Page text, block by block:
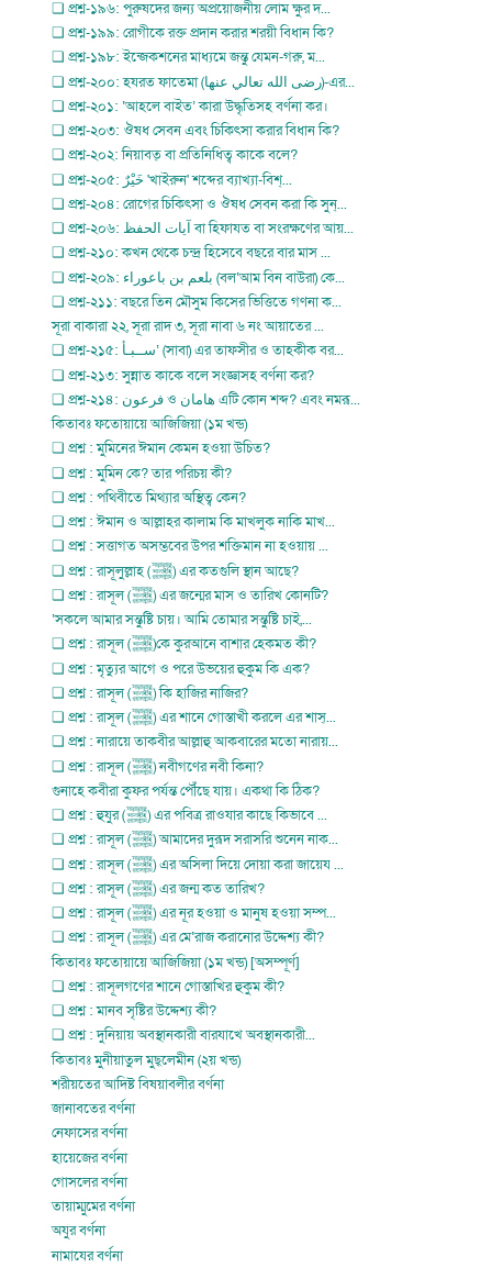
❏ প্রশ্ন-১৯৬: পুরুষদের জন্য অপ্রয়োজনীয় লোম ক্ষুর দ...
❏ প্রশ্ন-১৯৯: রোগীকে রক্ত প্রদান করার শরয়ী বিধান কি?
❏ প্রশ্ন-১৯৮: ইন্জেকশনের মাধ্যমে জন্তু যেমন-গরু, ম...
❏ প্রশ্ন-২০০: হযরত ফাতেমা (رضى الله تعالي عنها)-এর...
❏ প্রশ্ন-২০১: ‘আহলে বাইত’ কারা উদ্ধৃতিসহ বর্ণনা কর।
❏ প্রশ্ন-২০৩: ঔষধ সেবন এবং চিকিৎসা করার বিধান কি?
❏ প্রশ্ন-২০২: নিয়াবত্ বা প্রতিনিধিত্ব কাকে বলে?
❏ প্রশ্ন-২০৫: خَيْرٌ 'খাইরুন' শব্দের ব্যাখ্যা-বিশ্...
❏ প্রশ্ন-২০৪: রোগের চিকিৎসা ও ঔষধ সেবন করা কি সুন্...
❏ প্রশ্ন-২০৬: آيات الحفظ বা হিফাযত বা সংরক্ষণের আয়...
❏ প্রশ্ন-২১০: কখন থেকে চন্দ্র হিসেবে বছরে বার মাস ...
❏ প্রশ্ন-২০৯: بلعم بن باعوراء (বল‘আম বিন বাউরা) কে...
❏ প্রশ্ন-২১১: বছরে তিন মৌসুম কিসের ভিত্তিতে গণনা ক...
সূরা বাকারা ২২, সূরা রাদ ৩, সূরা নাবা ৬ নং আয়াতের ...
❏ প্রশ্ন-২১৫: ســبـأ‘ (সাবা) এর তাফসীর ও তাহকীক বর...
❏ প্রশ্ন-২১৩: সুন্নাত কাকে বলে সংজ্ঞাসহ বর্ণনা কর?
❏ প্রশ্ন-২১৪: فرعون ও هامان এটি কোন শব্দ? এবং নমরূ...
কিতাবঃ ফতোয়ায়ে আজিজিয়া (১ম খন্ড)
❏ প্রশ্ন : মুমিনের ঈমান কেমন হওয়া উচিত?
❏ প্রশ্ন : মুমিন কে? তার পরিচয় কী?
❏ প্রশ্ন : পথিবীতে মিথ্যার অস্থিত্ব কেন?
❏ প্রশ্ন : ঈমান ও আল্লাহর কালাম কি মাখলুক নাকি মাখ...
❏ প্রশ্ন : সত্তাগত অসম্ভবের উপর শক্তিমান না হওয়ায় ...
❏ প্রশ্ন : রাসূলুল্লাহ (ﷺ) এর কতগুলি স্থান আছে?
❏ প্রশ্ন : রাসূল (ﷺ) এর জন্মের মাস ও তারিখ কোনটি?
‘সকলে আমার সন্তুষ্টি চায়। আমি তোমার সন্তুষ্টি চাই,...
❏ প্রশ্ন : রাসূল (ﷺ)কে কুরআনে বাশার হেকমত কী?
❏ প্রশ্ন : মৃত্যুর আগে ও পরে উভয়ের হুকুম কি এক?
❏ প্রশ্ন : রাসূল (ﷺ) কি হাজির নাজির?
❏ প্রশ্ন : রাসূল (ﷺ) এর শানে গোস্তাখী করলে এর শাস্...
❏ প্রশ্ন : নারায়ে তাকবীর আল্লাহু আকবারের মতো নারায়...
❏ প্রশ্ন : রাসূল (ﷺ) নবীগণের নবী কিনা?
গুনাহে কবীরা কুফর পর্যন্ত পৌঁছে যায়। একথা কি ঠিক?
❏ প্রশ্ন : হুযুর (ﷺ) এর পবিত্র রাওযার কাছে কিভাবে ...
❏ প্রশ্ন : রাসূল (ﷺ) আমাদের দুরূদ সরাসরি শুনেন নাক...
❏ প্রশ্ন : রাসূল (ﷺ) এর অসিলা দিয়ে দোয়া করা জায়েয ...
❏ প্রশ্ন : রাসূল (ﷺ) এর জন্ম কত তারিখ?
❏ প্রশ্ন : রাসূল (ﷺ) এর নূর হওয়া ও মানুষ হওয়া সম্প...
❏ প্রশ্ন : রাসূল (ﷺ) এর মে‘রাজ করানোর উদ্দেশ্য কী?
কিতাবঃ ফতোয়ায়ে আজিজিয়া (১ম খন্ড) [অসম্পূর্ণ]
❏ প্রশ্ন : রাসূলগণের শানে গোস্তাখির হুকুম কী?
❏ প্রশ্ন : মানব সৃষ্টির উদ্দেশ্য কী?
❏ প্রশ্ন : দুনিয়ায় অবস্থানকারী বারযাখে অবস্থানকারী...
কিতাবঃ মুনীয়াতুল মুছ্লেমীন (২য় খন্ড)
শরীয়তের আদিষ্ট বিষয়াবলীর বর্ণনা
জানাবতের বর্ণনা
নেফাসের বর্ণনা
হায়েজের বর্ণনা
গোসলের বর্ণনা
তায়াম্মুমের বর্ণনা
অযুর বর্ণনা
নামাযের বর্ণনা